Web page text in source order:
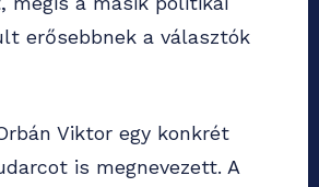
erősebbnek a választók
Viktor egy konkrét
is megnevezett. A